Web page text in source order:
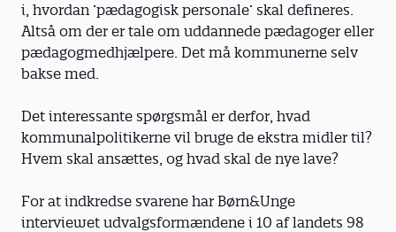
i, hvordan ’pædagogisk personale’ skal defineres.
Altså om der er tale om uddannede pædagoger eller
pædagogmedhjælpere. Det må kommunerne selv
bakse med.
Det interessante spørgsmål er derfor, hvad
kommunalpolitikerne vil bruge de ekstra midler til?
Hvem skal ansættes, og hvad skal de nye lave?
For at indkredse svarene har Børn&Unge
interviewet udvalgsformændene i 10 af landets 98